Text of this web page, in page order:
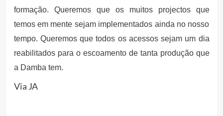
formação. Queremos que os muitos projectos que
temos em mente sejam implementados ainda no nosso
tempo. Queremos que todos os acessos sejam um dia
reabilitados para o escoamento de tanta produção que
a Damba tem.
Via JA